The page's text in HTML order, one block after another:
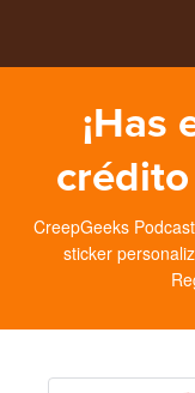
¡Has
CreepGeeks
sticker